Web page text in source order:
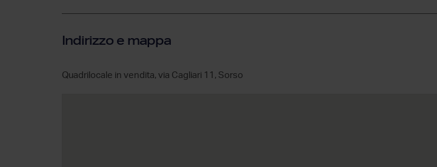
Indirizzo e mappa
Quadrilocale in vendita, via Cagliari 11, Sorso